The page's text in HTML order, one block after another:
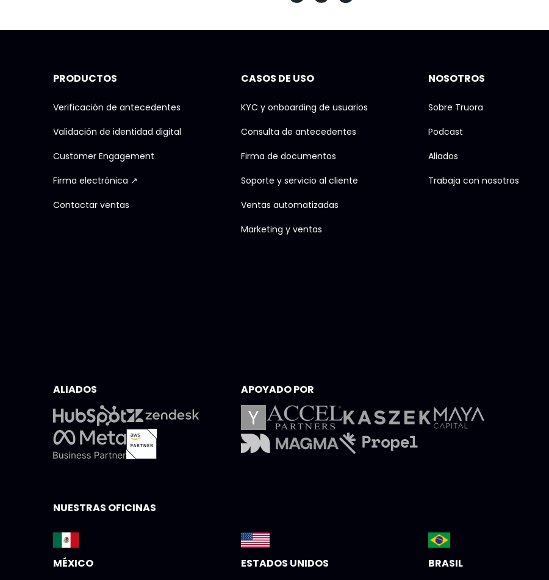
PRODUCTOS
Verificación de antecedentes
Validación de identidad digital
Customer Engagement
Firma electrónica ↗
Contactar ventas
CASOS DE USO
KYC y onboarding de usuarios
Consulta de antecedentes
Firma de documentos
Soporte y servicio al cliente
Ventas automatizadas
Marketing y ventas
NOSOTROS
Sobre Truora
Podcast
Aliados
Trabaja con nosotros
ALIADOS APOYADO POR
NUESTRAS OFICINAS
MÉXICO ESTADOS UNIDOS BRASIL